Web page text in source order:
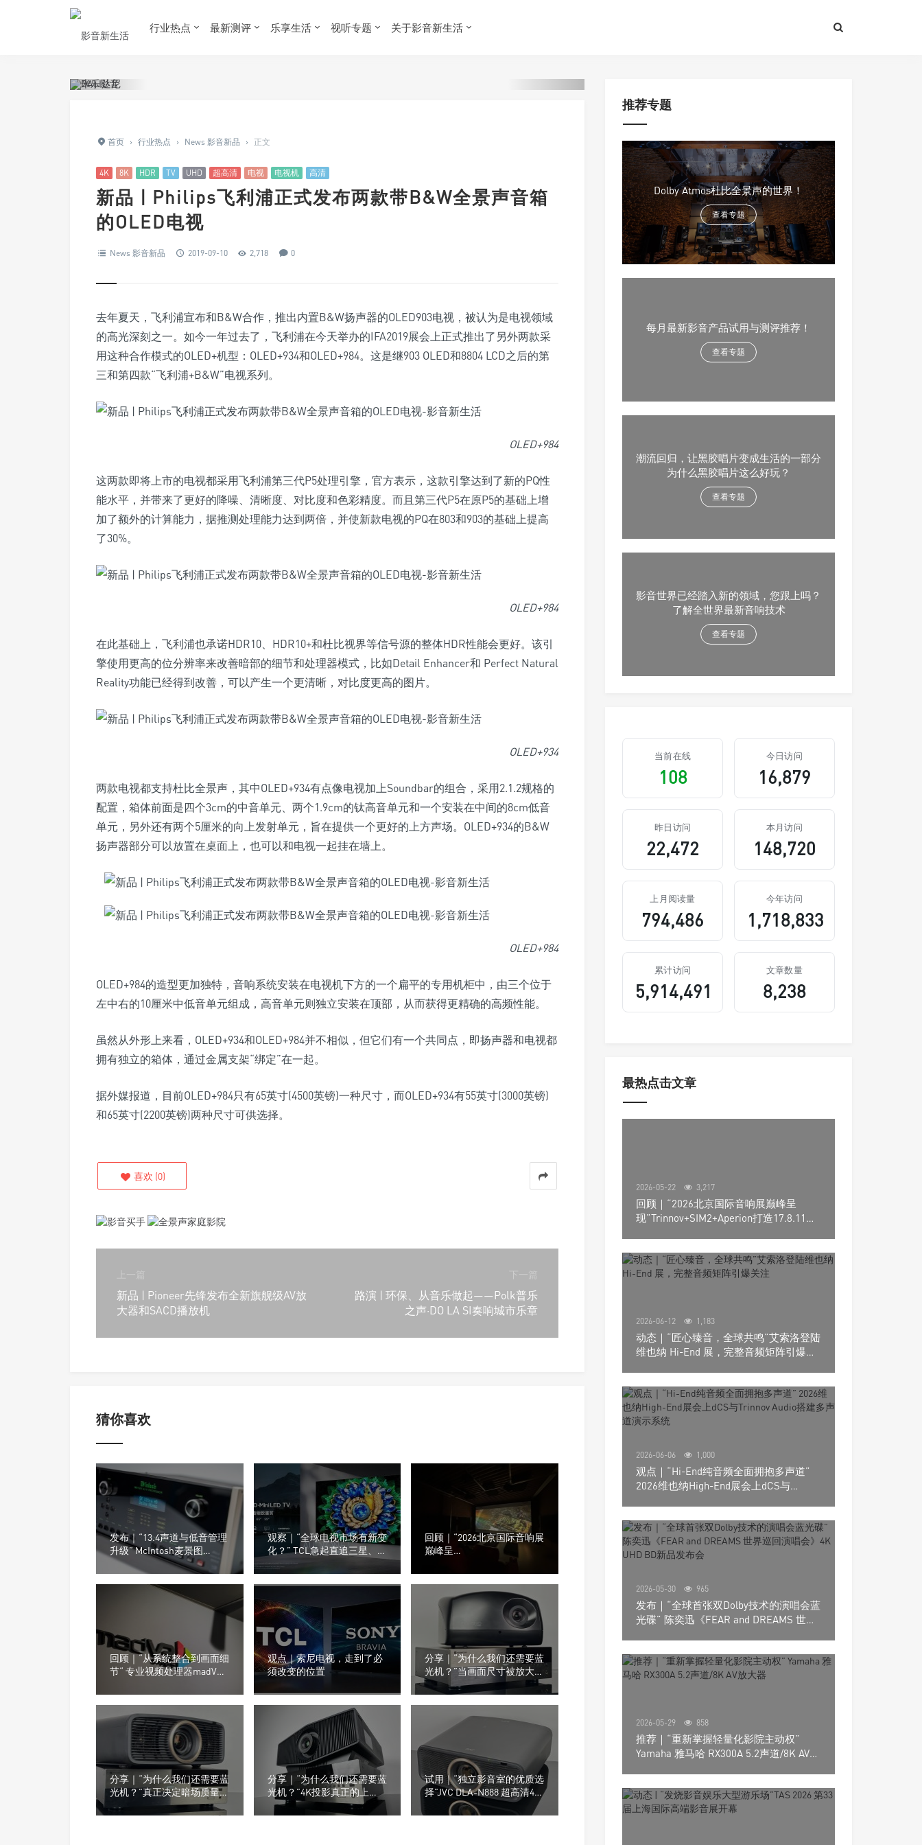
行业热点 最新测评 乐享生活 视听专题 关于影音新生活
首页 › 行业热点 › News 影音新品 › 正文
4K 8K HDR TV UHD 超高清 电视 电视机 高清
新品 | Philips飞利浦正式发布两款带B&W全景声音箱
的OLED电视
News 影音新品 2019-09-10 2,718 0
去年夏天，飞利浦宣布和B&W合作，推出内置B&W扬声器的OLED903电视，被认为是电视领域
的高光深刻之一。如今一年过去了，飞利浦在今天举办的IFA2019展会上正式推出了另外两款采
用这种合作模式的OLED+机型：OLED+934和OLED+984。这是继903 OLED和8804 LCD之后的第
三和第四款“飞利浦+B&W”电视系列。
OLED+984
这两款即将上市的电视都采用飞利浦第三代P5处理引擎，官方表示，这款引擎达到了新的PQ性
能水平，并带来了更好的降噪、清晰度、对比度和色彩精度。而且第三代P5在原P5的基础上增
加了额外的计算能力，据推测处理能力达到两倍，并使新款电视的PQ在803和903的基础上提高
了30%。
OLED+984
在此基础上，飞利浦也承诺HDR10、HDR10+和杜比视界等信号源的整体HDR性能会更好。该引
擎使用更高的位分辨率来改善暗部的细节和处理器模式，比如Detail Enhancer和 Perfect Natural
Reality功能已经得到改善，可以产生一个更清晰，对比度更高的图片。
OLED+934
两款电视都支持杜比全景声，其中OLED+934有点像电视加上Soundbar的组合，采用2.1.2规格的
配置，箱体前面是四个3cm的中音单元、两个1.9cm的钛高音单元和一个安装在中间的8cm低音
单元，另外还有两个5厘米的向上发射单元，旨在提供一个更好的上方声场。OLED+934的B&W
扬声器部分可以放置在桌面上，也可以和电视一起挂在墙上。
OLED+984
OLED+984的造型更加独特，音响系统安装在电视机下方的一个扁平的专用机柜中，由三个位于
左中右的10厘米中低音单元组成，高音单元则独立安装在顶部，从而获得更精确的高频性能。
虽然从外形上来看，OLED+934和OLED+984并不相似，但它们有一个共同点，即扬声器和电视都
拥有独立的箱体，通过金属支架“绑定”在一起。
据外媒报道，目前OLED+984只有65英寸(4500英镑)一种尺寸，而OLED+934有55英寸(3000英镑)
和65英寸(2200英镑)两种尺寸可供选择。
喜欢 (0)
上一篇
新品 | Pioneer先锋发布全新旗舰级AV放
大器和SACD播放机
下一篇
路演 | 环保、从音乐做起——Polk普乐
之声·DO LA SI奏响城市乐章
猜你喜欢
发布｜“13.4声道与低音管理
升级” McIntosh麦景图
MX124家庭影院功放发布
观察｜“全球电视市场有新变
化？” TCL急起直追三星、海
信与LG合作成焦点
回顾｜“2026北京国际音响展
巅峰呈
现”Trinnov+SIM2+Aperion打
造17.8.11声道极致影院
回顾｜“从系统整合到画面细
节“ 专业视频处理器madVR
观点｜索尼电视，走到了必
须改变的位置
分享｜“为什么我们还需要蓝
光机？”当画面尺寸被放大，
信号源的重要性才真正显现
分享｜“为什么我们还需要蓝
光机？”真正决定暗场质量
的，从来不只是投影机
分享｜“为什么我们还需要蓝
光机？”4K投影真正的上
限，往往由信号源决定
试用｜“独立影音室的优质选
择”JVC DLA-N888 超高清4K
投影机
推荐专题
Dolby Atmos杜比全景声的世界！
查看专题
每月最新影音产品试用与测评推荐！
查看专题
潮流回归，让黑胶唱片变成生活的一部分
为什么黑胶唱片这么好玩？
查看专题
影音世界已经踏入新的领域，您跟上吗？
了解全世界最新音响技术
查看专题
当前在线
108
今日访问
16,879
昨日访问
22,472
本月访问
148,720
上月阅读量
794,486
今年访问
1,718,833
累计访问
5,914,491
文章数量
8,238
最热点击文章
2026-05-22 3,217
回顾｜“2026北京国际音响展巅峰呈
现”Trinnov+SIM2+Aperion打造17.8.11声
2026-06-12 1,183
动态｜“匠心臻音，全球共鸣”艾索洛登陆
维也纳 Hi-End 展，完整音频矩阵引爆关
2026-06-06 1,000
观点｜“Hi-End纯音频全面拥抱多声道”
2026维也纳High-End展会上dCS与
2026-05-30 965
发布｜“全球首张双Dolby技术的演唱会蓝
光碟” 陈奕迅《FEAR and DREAMS 世界
2026-05-29 858
推荐｜“重新掌握轻量化影院主动权”
Yamaha 雅马哈 RX300A 5.2声道/8K AV放